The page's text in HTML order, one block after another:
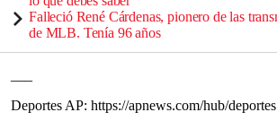
Falleció René Cárdenas, pionero de las
de MLB. Tenía 96 años
Deportes AP: https://apnews.com/hub/deportes